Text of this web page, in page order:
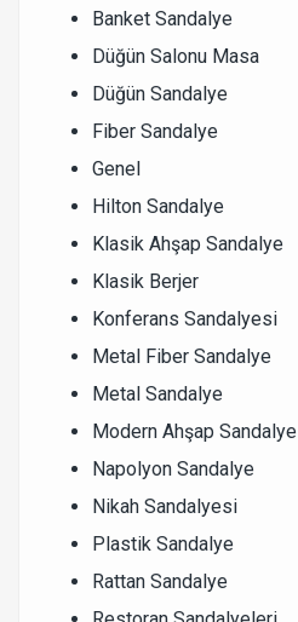
Banket Sandalye
Düğün Salonu Masa
Düğün Sandalye
Fiber Sandalye
Genel
Hilton Sandalye
Klasik Ahşap Sandalye
Klasik Berjer
Konferans Sandalyesi
Metal Fiber Sandalye
Metal Sandalye
Modern Ahşap Sandalye
Napolyon Sandalye
Nikah Sandalyesi
Plastik Sandalye
Rattan Sandalye